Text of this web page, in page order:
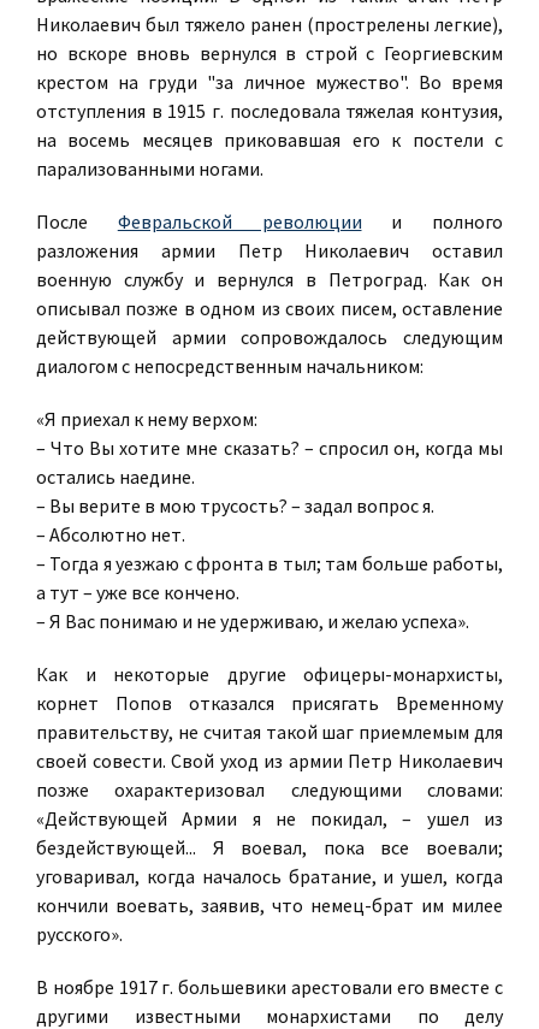
Николаевич был тяжело ранен (прострелены легкие),
но вскоре вновь вернулся в строй с Георгиевским
крестом на груди "за личное мужество". Во время
отступления в 1915 г. последовала тяжелая контузия,
на восемь месяцев приковавшая его к постели с
парализованными ногами.
После Февральской революции и полного
разложения армии Петр Николаевич оставил
военную службу и вернулся в Петроград. Как он
описывал позже в одном из своих писем, оставление
действующей армии сопровождалось следующим
диалогом с непосредственным начальником:
«Я приехал к нему верхом:
– Что Вы хотите мне сказать? – спросил он, когда мы
остались наедине.
– Вы верите в мою трусость? – задал вопрос я.
– Абсолютно нет.
– Тогда я уезжаю с фронта в тыл; там больше работы,
а тут – уже все кончено.
– Я Вас понимаю и не удерживаю, и желаю успеха».
Как и некоторые другие офицеры-монархисты,
корнет Попов отказался присягать Временному
правительству, не считая такой шаг приемлемым для
своей совести. Свой уход из армии Петр Николаевич
позже охарактеризовал следующими словами:
«Действующей Армии я не покидал, – ушел из
бездействующей... Я воевал, пока все воевали;
уговаривал, когда началось братание, и ушел, когда
кончили воевать, заявив, что немец-брат им милее
русского».
В ноябре 1917 г. большевики арестовали его вместе с
другими известными монархистами по делу